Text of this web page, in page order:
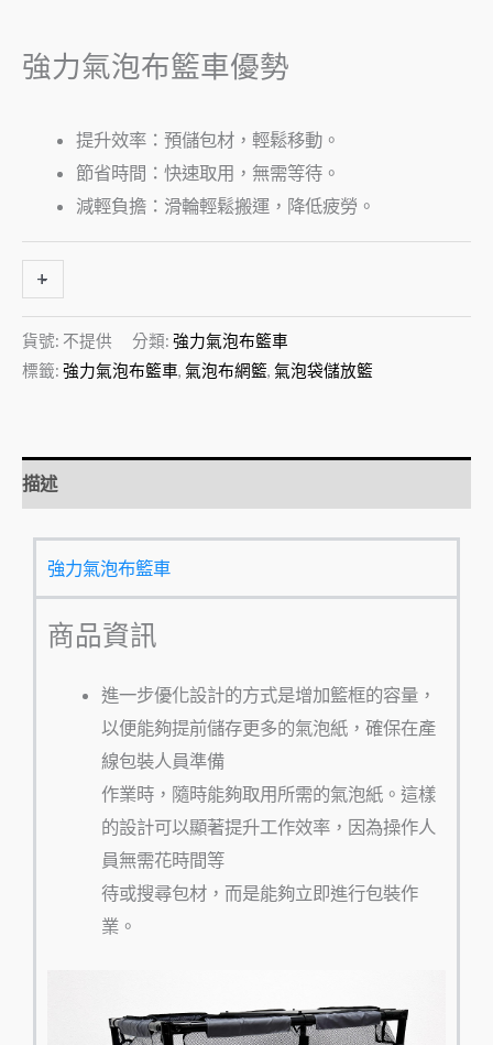
強力氣泡布籃車優勢
提升效率：預儲包材，輕鬆移動。
節省時間：快速取用，無需等待。
減輕負擔：滑輪輕鬆搬運，降低疲勞。
-
+
貨號: 不提供 分類: 強力氣泡布籃車
標籤: 強力氣泡布籃車, 氣泡布網籃, 氣泡袋儲放籃
描述
強力氣泡布籃車
商品資訊
進一步優化設計的方式是增加籃框的容量，
以便能夠提前儲存更多的氣泡紙，確保在產
線包裝人員準備
作業時，隨時能夠取用所需的氣泡紙。這樣
的設計可以顯著提升工作效率，因為操作人
員無需花時間等
待或搜尋包材，而是能夠立即進行包裝作
業。